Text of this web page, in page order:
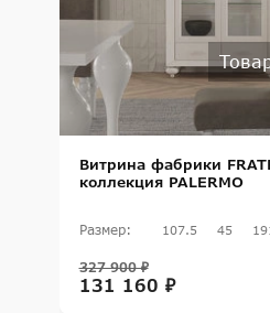
Витрина фабрики
коллекция PALERMO
Размер: 107.5 45
131 160 ₽
327 900 ₽